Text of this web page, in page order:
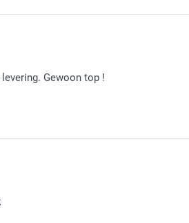
dat je al jaren deze bureaukalender
Gewoon top !